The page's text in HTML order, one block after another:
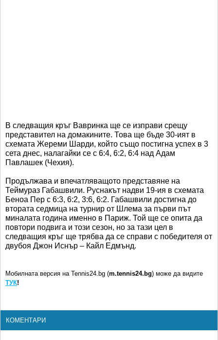
В следващия кръг Вавринка ще се изправи срещу
представител на домакините. Това ще бъде 30-ият в
схемата Жереми Шарди, който също постигна успех в 3
сета днес, налагайки се с 6:4, 6:2, 6:4 над Адам
Павлашек (Чехия).
Продължава и впечатляващото представяне на
Теймураз Габашвили. Руснакът надви 19-ия в схемата
Беноа Пер с 6:3, 6:2, 3:6, 6:2. Габашвили достигна до
втората седмица на турнир от Шлема за първи път
миналата година именно в Париж. Той ще се опита да
повтори подвига и този сезон, но за тази цел в
следващия кръг ще трябва да се справи с победителя от
двубоя Джон Иснър – Кайл Едмънд.
Мобилната версия на Tennis24.bg (m.tennis24.bg) може да видите
ТУК!
КОМЕНТАРИ